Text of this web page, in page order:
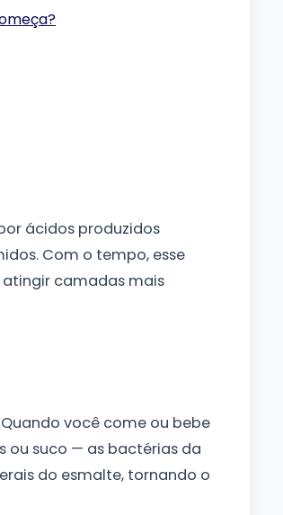
ácidos produzidos
Com o tempo, esse
atingir camadas mais
você come ou bebe
suco — as bactérias da
do esmalte, tornando o